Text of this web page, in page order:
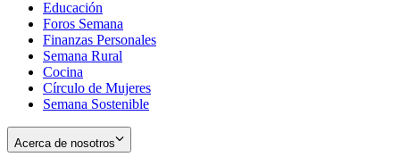
window
new
window
Educación
Foros Semana
Finanzas Personales
Semana Rural
Cocina
Círculo de Mujeres
Semana Sostenible
Acerca de nosotros